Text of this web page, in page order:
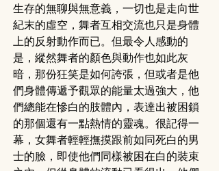
生存的無聊與無意義，一切也是走向世
紀末的虛空，舞者互相交流也只是身體
上的反射動作而已。但最令人感動的
是，縱然舞者的顏色與動作也如此灰
暗，那份狂笑是如何誇張，但或者是他
們身體傳遞予觀眾的能量太過強大，他
們總能在慘白的肢體內，表達出被困鎖
的那個還有一點熱情的靈魂。很記得一
幕，女舞者輕輕撫摸跟前如同死白的男
士的臉，即使他們同樣被困在白的裝束